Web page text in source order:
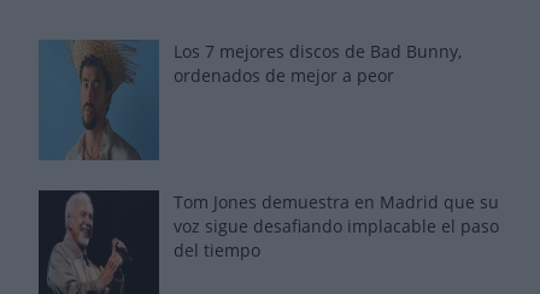
Los 7 mejores discos de Bad Bunny,
ordenados de mejor a peor
Tom Jones demuestra en Madrid que su
voz sigue desafiando implacable el paso
del tiempo